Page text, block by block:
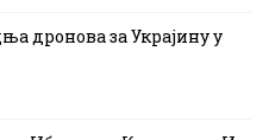
дронова за Украјину у